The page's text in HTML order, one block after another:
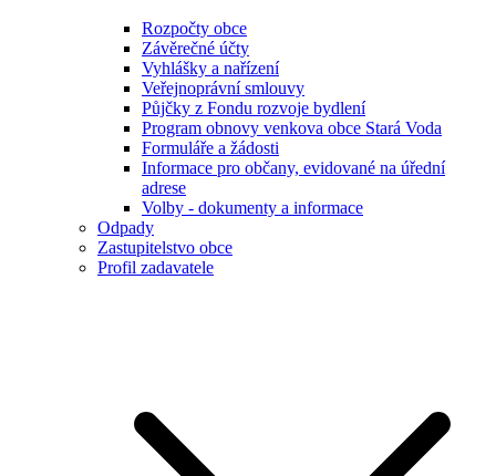
Rozpočty obce
Závěrečné účty
Vyhlášky a nařízení
Veřejnoprávní smlouvy
Půjčky z Fondu rozvoje bydlení
Program obnovy venkova obce Stará Voda
Formuláře a žádosti
Informace pro občany, evidované na úřední
adrese
Volby - dokumenty a informace
Odpady
Zastupitelstvo obce
Profil zadavatele